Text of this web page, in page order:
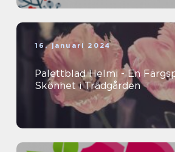
16. januari 2024
Palettblad Helmi - En
Skönhet i Trädgården